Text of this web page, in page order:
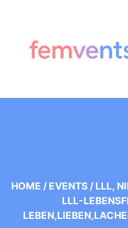
HOME / EVENTS / LLL,
LLL-